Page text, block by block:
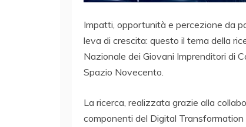
Impatti, opportunità e percezione da
leva di crescita: questo il tema della
Nazionale dei Giovani Imprenditori di
Spazio Novecento.
La ricerca, realizzata grazie alla
componenti del Digital